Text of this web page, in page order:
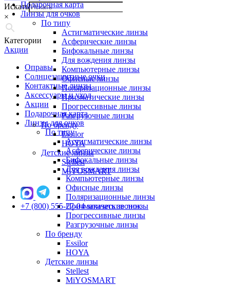
Искать
×
Категории
Акции
Оправы
Солнцезащитные очки
Контактные линзы
Аксессуары и уход
Акции
Подарочная карта
Линзы для очков
По типу
Астигматические линзы
Асферические линзы
Бифокальные линзы
Для вождения линзы
Компьютерные линзы
Офисные линзы
Поляризационные линзы
Призматические линзы
Прогрессивные линзы
Разгрузочные линзы
По бренду
Essilor
HOYA
Детские линзы
Stellest
MiYOSMART
Подарочная карта
Линзы для очков
По типу
Астигматические линзы
Асферические линзы
Бифокальные линзы
Для вождения линзы
Компьютерные линзы
Офисные линзы
Поляризационные линзы
Призматические линзы
Прогрессивные линзы
Разгрузочные линзы
По бренду
Essilor
HOYA
Детские линзы
Stellest
MiYOSMART
+7 (800) 555-27-04 заказать звонок